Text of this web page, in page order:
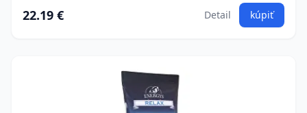
22.19 € Detail kúpiť